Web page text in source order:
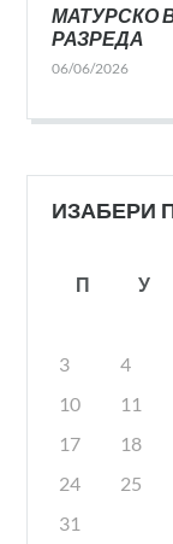
МАТУРСКО
РАЗРЕДА
06/06/2026
ИЗАБЕРИ
П У
3
4
10
11
17
18
24
25
31